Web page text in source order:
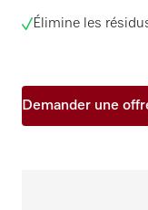
Élimine les
Demander une